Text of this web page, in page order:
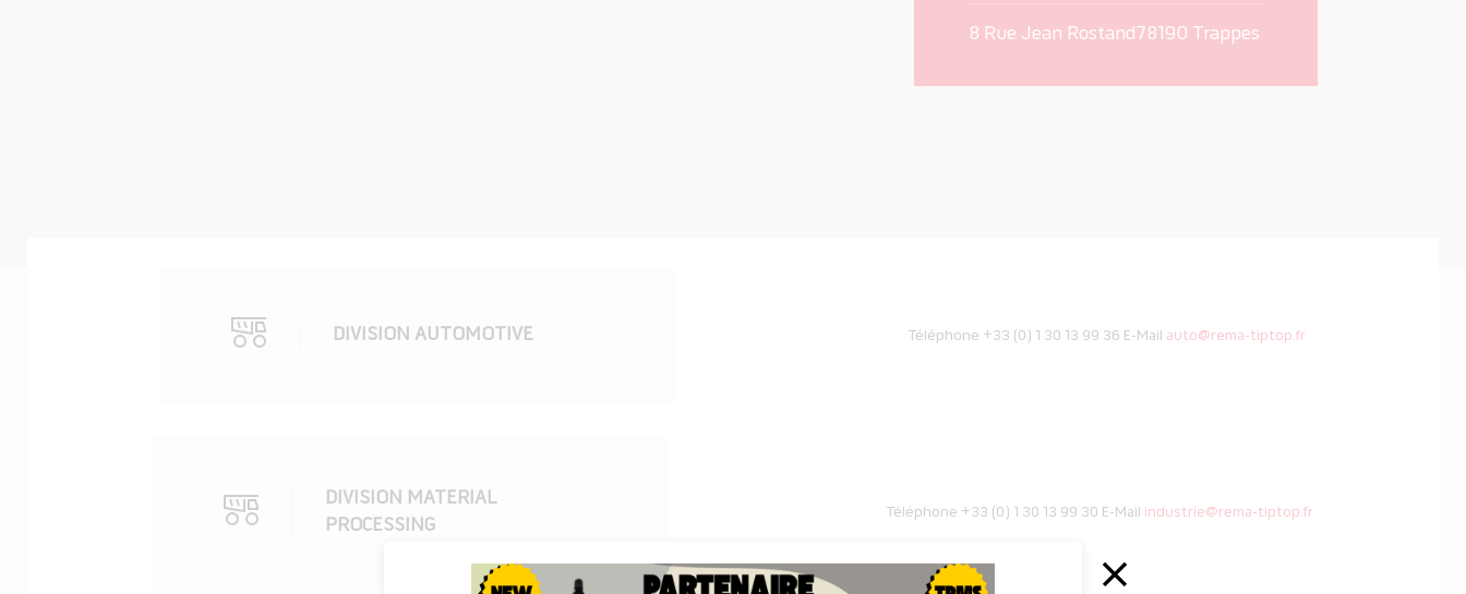
8 Rue Jean Rostand78190 Trappes
DIVISION AUTOMOTIVE Téléphone +33 (0) 1 30 13 99 36 E-Mail auto@rema-tiptop.fr
DIVISION MATERIAL
PROCESSING
Téléphone +33 (0) 1 30 13 99 30 E-Mail industrie@rema-tiptop.fr